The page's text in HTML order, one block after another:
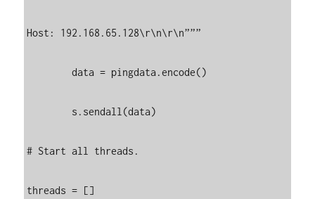
Host: 192.168.65.128\r\n\r\n”””
        data = pingdata.encode()
# Start all threads.
threads = []